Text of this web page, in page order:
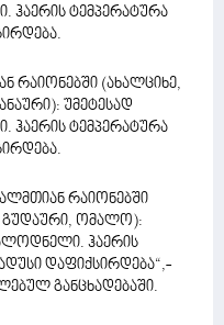
ჰაერის ტემპერატურა
რაიონებში (ახალციხე,
უმეტესად
ჰაერის ტემპერატურა
რაიონებში
გუდაური, ომალო):
ჰაერის
დაფიქსირდება“,-
განცხადებაში.